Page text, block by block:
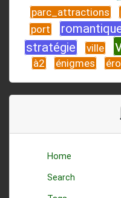
parc_attractions
port
stratégie
ville
à2 énigmes
Home
Search